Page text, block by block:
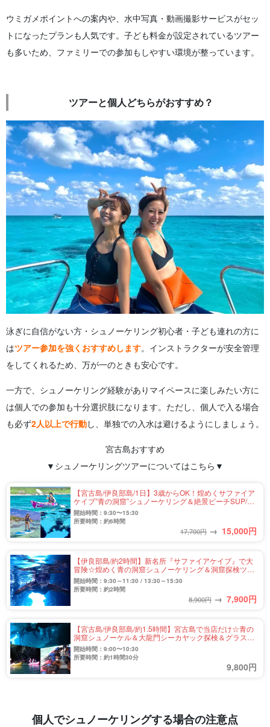
ウミガメポイントへの案内や、水中写真・動画撮影サービスがセッ
トになったプランも人気です。子ども料金が設定されているツアー
も多いため、ファミリーでの参加もしやすい環境が整っています。
ツアーと個人どちらがおすすめ？
泳ぎに自信がない方・シュノーケリング初心者・子ども連れの方に
はツアー参加を強くおすすめします。インストラクターが安全管理
をしてくれるため、万が一のときも安心です。
一方で、シュノーケリング経験がありマイペースに楽しみたい方に
は個人での参加も十分選択肢になります。ただし、個人で入る場合
も必ず2人以上で行動し、単独での入水は避けるようにしましょう。
宮古島おすすめ
▼シュノーケリングツアーについてはこちら▼
【宮古島/伊良部島/1日】3歳からOK！煌めくサファイア
ケイブ”青の洞窟”シュノーケリング＆絶景ビーチSUP/カ
ヤックツアー★写真無料＆送迎付き（No.836）
開始時間：9:30〜15:30
所要時間：約6時間
17,700円 → 15,000円
【伊良部島/約2時間】新名所『サファイアケイブ』で大
冒険☆煌めく青の洞窟シュノーケリング＆洞窟探検ツア
ー★写真無料＆送迎相談可（No.832）
開始時間：9:30～11:30 / 13:30～15:30
所要時間：約2時間
8,900円 → 7,900円
【宮古島/伊良部島/約1.5時間】宮古島で当店だけ☆青の
洞窟シュノーケル＆大龍門シーカヤック探検＆グラスボ
ート遊覧＜7歳～65歳参加OK＞（No.800）
開始時間：9:00〜10:30
所要時間：約1時間30分
9,800円
個人でシュノーケリングする場合の注意点